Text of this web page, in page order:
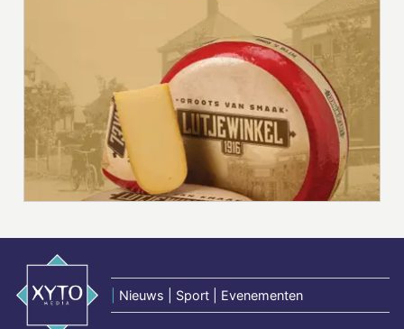
Nieuws | Sport | Evenementen